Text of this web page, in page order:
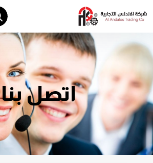
اتصل بنا